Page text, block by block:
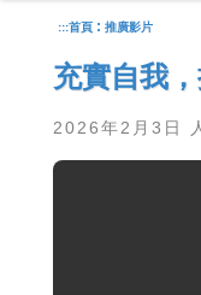
:::首頁 : 推廣影片
充實自我
2026年2月3日